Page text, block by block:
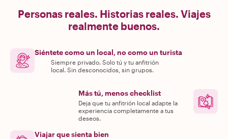
Personas reales. Historias reales. Viajes
realmente buenos.
Siéntete como un local, no como un turista
Siempre privado. Solo tú y tu anfitrión
local. Sin desconocidos, sin grupos.
Más tú, menos checklist
Deja que tu anfitrión local adapte la
experiencia completamente a tus
deseos.
Viajar que sienta bien